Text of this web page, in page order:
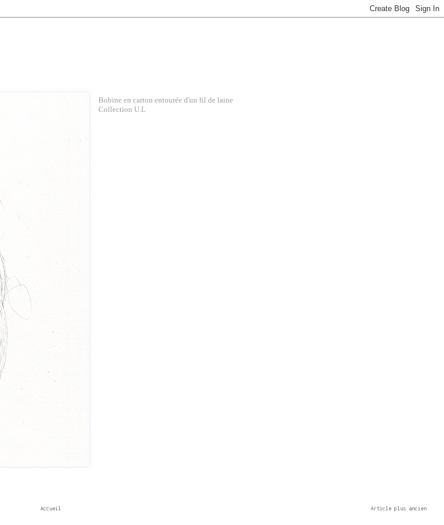
Bobine en carton entourée d'un fil de laine
Collection U.L
Article plus ancien
Accueil